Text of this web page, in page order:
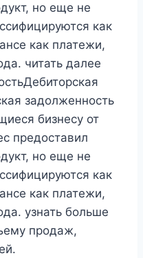
но еще не
как
как платежи,
читать далее
задолженность
бизнесу от
предоставил
но еще не
как
как платежи,
узнать больше
продаж,